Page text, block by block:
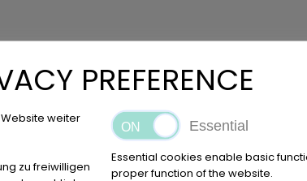
PREFERENCE
weiter
zu freiwilligen
Essential
Essential cookies enable basic
proper function of the website.